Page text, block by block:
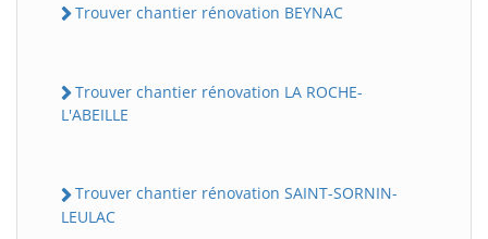
Trouver chantier rénovation BEYNAC
Trouver chantier rénovation LA ROCHE-
L'ABEILLE
Trouver chantier rénovation SAINT-SORNIN-
LEULAC